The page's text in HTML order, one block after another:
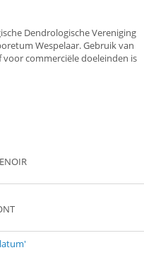
Dendrologische Vereniging
Wespelaar. Gebruik van
commerciële doeleinden is